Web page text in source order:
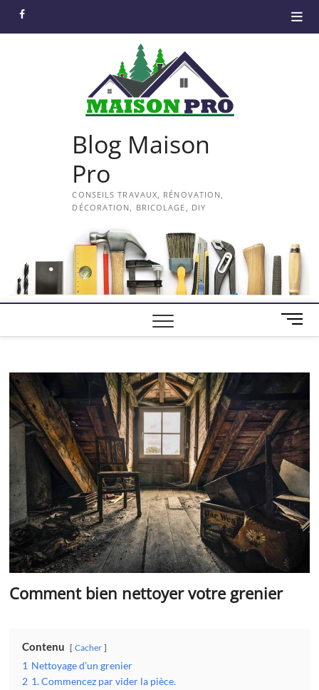
facebook
Blog Maison
Pro
CONSEILS TRAVAUX, RÉNOVATION,
DÉCORATION, BRICOLAGE, DIY
M
e
t
t
o
n
Comment bien nettoyer votre grenier
Contenu Cacher
1 Nettoyage d’un grenier
2 1. Commencez par vider la pièce.